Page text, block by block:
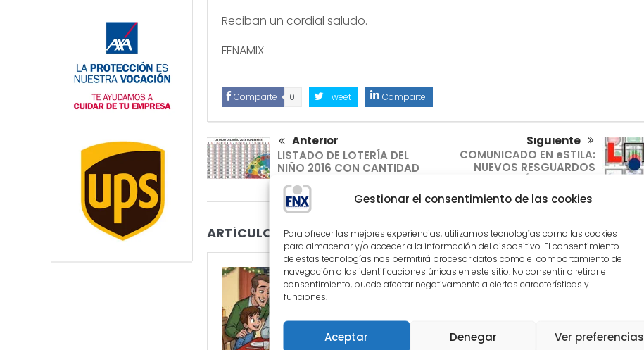
Gestionar el consentimiento de las cookies
Para ofrecer las mejores experiencias, utilizamos tecnologías como las cookies
para almacenar y/o acceder a la información del dispositivo. El consentimiento
de estas tecnologías nos permitirá procesar datos como el comportamiento de
navegación o las identificaciones únicas en este sitio. No consentir o retirar el
consentimiento, puede afectar negativamente a ciertas características y
funciones.
Aceptar Denegar Ver preferencias
Reciban un cordial saludo.
FENAMIX
Comparte 0 Tweet Comparte
Anterior
LISTADO DE LOTERÍA DEL
NIÑO 2016 CON CANTIDAD
Siguiente
COMUNICADO EN eSTILA:
NUEVOS RESGUARDOS
LOTERÍA NACIONAL
ARTÍCULOS RELATIVOS